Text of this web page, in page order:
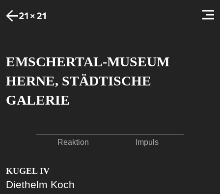
EMSCHERTAL-MUSEUM
HERNE, STÄDTISCHE
GALERIE
Reaktion Impuls
KUGEL IV
Diethelm Koch